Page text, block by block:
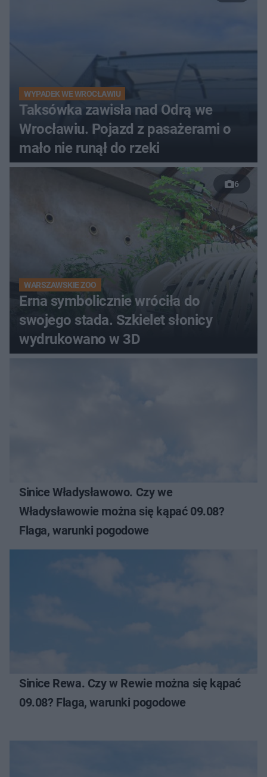
WYPADEK WE WROCŁAWIU
Taksówka zawisła nad Odrą we
Wrocławiu. Pojazd z pasażerami o
mało nie runął do rzeki
6
WARSZAWSKIE ZOO
Erna symbolicznie wróciła do
swojego stada. Szkielet słonicy
wydrukowano w 3D
Sinice Władysławowo. Czy we
Władysławowie można się kąpać 09.08?
Flaga, warunki pogodowe
Sinice Rewa. Czy w Rewie można się kąpać
09.08? Flaga, warunki pogodowe